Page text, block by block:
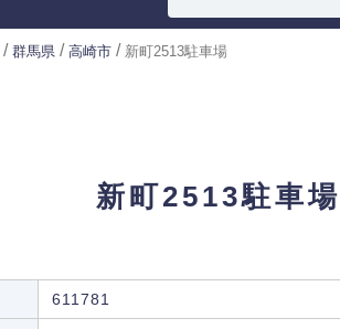
/ 群馬県 / 高崎市 / 新町2513駐車場
新町2513駐車場
611781